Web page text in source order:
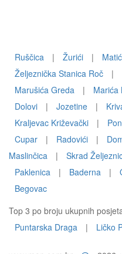
Ruščica | Žurići |
Željeznička Stanica Roč
|
Marušića Greda
| Marića
Dolovi
| Jozetine |
Kraljevac Križevački
|
Cupar
| Radovići |
Maslinčica
| Skrad
Paklenica
| Baderna |
Begovac
Top 3 po broju ukupnih
Puntarska Draga
| Ličko